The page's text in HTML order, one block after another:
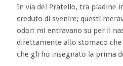
In via del Pratello, tra piadine
creduto di svenire; questi
odori mi entravano su per il
direttamente allo stomaco
che gli ho insegnato la prima